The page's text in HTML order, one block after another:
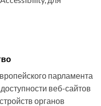
парламента
веб-сайтов
органов